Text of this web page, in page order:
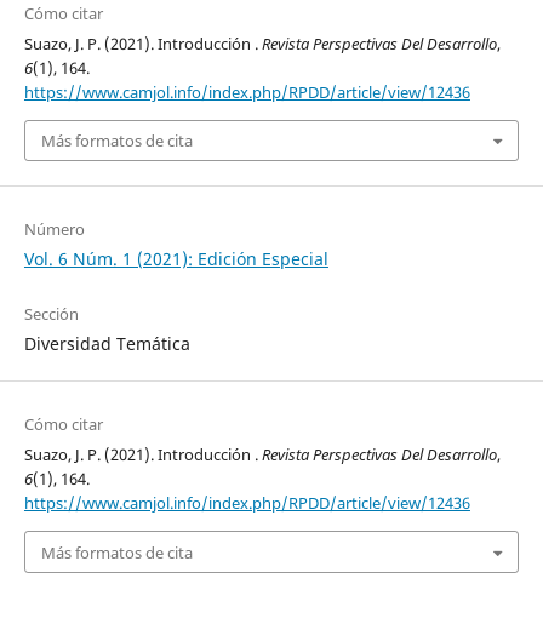
Cómo citar
Suazo, J. P. (2021). Introducción .Revista Perspectivas Del Desarrollo,
6(1), 164.
https://www.camjol.info/index.php/RPDD/article/view/12436
Más formatos de cita
Número
Vol. 6 Núm. 1 (2021): Edición Especial
Sección
Diversidad Temática
Cómo citar
Suazo, J. P. (2021). Introducción .Revista Perspectivas Del Desarrollo,
6(1), 164.
https://www.camjol.info/index.php/RPDD/article/view/12436
Más formatos de cita